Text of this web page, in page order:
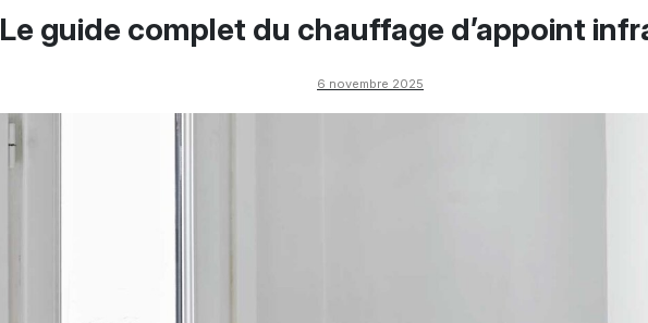
Le guide complet du chauffage d’appoint
6 novembre 2025